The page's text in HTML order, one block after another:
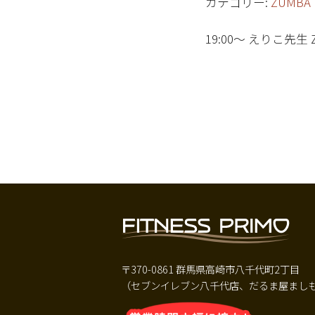
19:00～ えりこ先生
〒370-0861 群馬県高崎市八千代町2丁目
（セブンイレブン八千代店、だるま屋まし